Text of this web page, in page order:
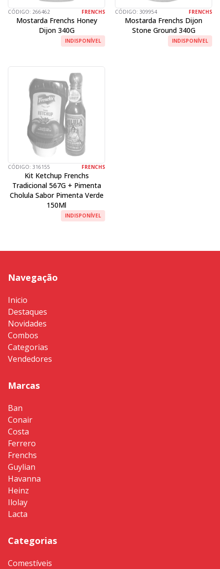
CÓDIGO: 266462 FRENCHS
Mostarda Frenchs Honey
Dijon 340G
INDISPONÍVEL
CÓDIGO: 309954 FRENCHS
Mostarda Frenchs Dijon
Stone Ground 340G
INDISPONÍVEL
CÓDIGO: 316155 FRENCHS
Kit Ketchup Frenchs
Tradicional 567G + Pimenta
Cholula Sabor Pimenta Verde
150Ml
INDISPONÍVEL
Navegação
Inicio
Destaques
Novidades
Combos
Categorias
Vendedores
Marcas
Ban
Conair
Costa
Ferrero
Frenchs
Guylian
Havanna
Heinz
Ilolay
Lacta
Categorias
Comestíveis